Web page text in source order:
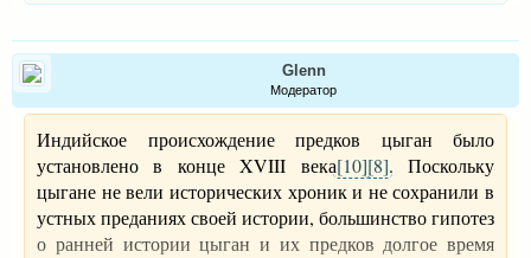
Glenn
Модератор
Индийское происхождение предков цыган было
установлено в конце XVIII века[10][8]. Поскольку
цыгане не вели исторических хроник и не сохранили в
устных преданиях своей истории, большинство гипотез
о ранней истории цыган и их предков долгое время